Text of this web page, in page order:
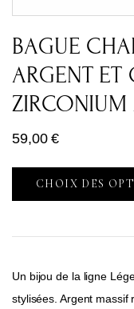
BAGUE
ARGENT ET
ZIRCONIUM
59,00€
CHOIX DES
Un bijou de la ligne
stylisées. Argent massif